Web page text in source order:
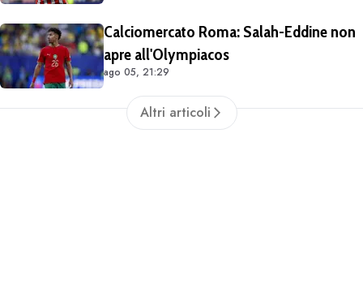
Calciomercato Roma: Salah-Eddine non
apre all'Olympiacos
ago 05, 21:29
Altri articoli